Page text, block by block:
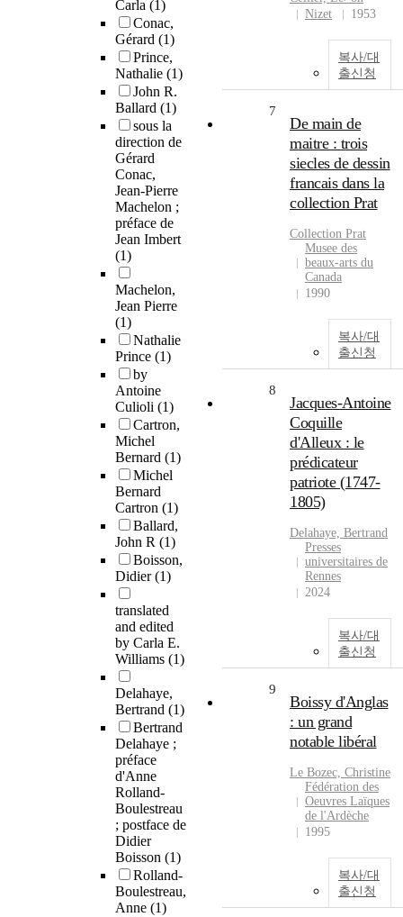
Carla (1)
Conac,
Gérard (1)
Prince,
Nathalie (1)
John R.
Ballard (1)
sous la
direction de
Gérard
Conac,
Jean-Pierre
Machelon ;
préface de
Jean Imbert
(1)
Machelon,
Jean Pierre
(1)
Nathalie
Prince (1)
by
Antoine
Culioli (1)
Cartron,
Michel
Bernard (1)
Michel
Bernard
Cartron (1)
Ballard,
John R (1)
Boisson,
Didier(1)
translated
and edited
by Carla E.
Williams (1)
Delahaye,
Bertrand (1)
Bertrand
Delahaye ;
préface
d'Anne
Rolland-
Boulestreau
; postface de
Didier
Boisson (1)
Rolland-
Boulestreau,
Anne (1)
Nizet
1953
복사/대
출신청
7
De main de
maitre : trois
siecles de dessin
francais dans la
collection Prat
Collection Prat
Musee des
beaux-arts du
Canada
1990
복사/대
출신청
8
Jacques-Antoine
Coquille
d'Alleux : le
prédicateur
patriote (1747-
1805)
Delahaye, Bertrand
Presses
universitaires de
Rennes
2024
복사/대
출신청
9
Boissy d'Anglas
: un grand
notable libéral
Le Bozec, Christine
Fédération des
Oeuvres Laïques
de l'Ardèche
1995
복사/대
출신청